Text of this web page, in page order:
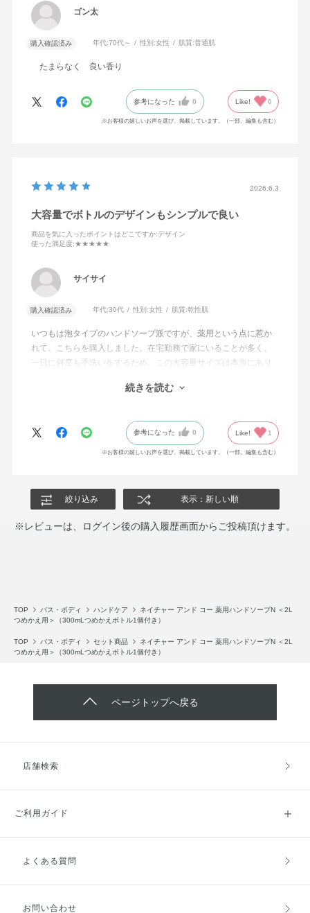
ゴン太
購入確認済み 年代:70代～ 性別:女性 肌質:普通肌
たまらなく 良い香り
参考になった 0 Like! 0
※お客様の嬉しいお声を選び、掲載しています。（一部、編集も含む）
2026.6.3
大容量でボトルのデザインもシンプルで良い
商品を気に入ったポイントはどこですか:デザイン
使った満足度:★★★★★
サイサイ
購入確認済み 年代:30代 性別:女性 肌質:乾性肌
いつもは泡タイプのハンドソープ派ですが、薬用という点に惹か
れて、こちらを購入しました。在宅勤務で家にいることが多く、
一日に何度も手洗いをするため、この大容量サイズは本当にあり
だけで生活感が抑えられ、おしゃれに見えるのも嬉しいポイント
です。
続きを読む
参考になった 0 Like! 1
※お客様の嬉しいお声を選び、掲載しています。（一部、編集も含む）
絞り込み 表示：新しい順
※レビューは、ログイン後の購入履歴画面からご投稿頂けます。
TOP バス・ボディ ハンドケア
ネイチャー アンド コー 薬用ハンドソープN ＜2L
つめかえ用＞（300mLつめかえボトル1個付き）
TOP バス・ボディ セット商品
ネイチャー アンド コー 薬用ハンドソープN ＜2L
つめかえ用＞（300mLつめかえボトル1個付き）
ページトップへ戻る
店舗検索
ご利用ガイド
ご利用ガイドトップ
お支払方法
よくある質問
お問い合わせ